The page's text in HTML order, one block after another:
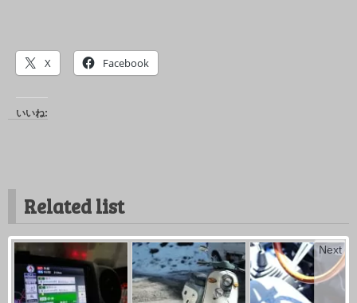
X Facebook
いいね:
Related list
Next